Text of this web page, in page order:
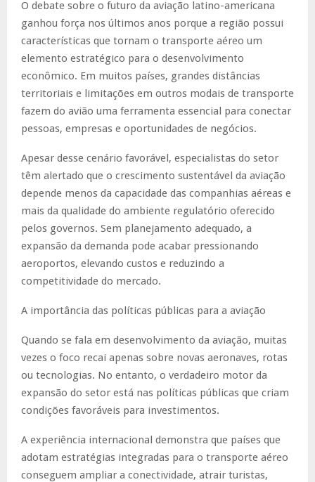
O debate sobre o futuro da aviação latino-americana
ganhou força nos últimos anos porque a região possui
características que tornam o transporte aéreo um
elemento estratégico para o desenvolvimento
econômico. Em muitos países, grandes distâncias
territoriais e limitações em outros modais de transporte
fazem do avião uma ferramenta essencial para conectar
pessoas, empresas e oportunidades de negócios.
Apesar desse cenário favorável, especialistas do setor
têm alertado que o crescimento sustentável da aviação
depende menos da capacidade das companhias aéreas e
mais da qualidade do ambiente regulatório oferecido
pelos governos. Sem planejamento adequado, a
expansão da demanda pode acabar pressionando
aeroportos, elevando custos e reduzindo a
competitividade do mercado.
A importância das políticas públicas para a aviação
Quando se fala em desenvolvimento da aviação, muitas
vezes o foco recai apenas sobre novas aeronaves, rotas
ou tecnologias. No entanto, o verdadeiro motor da
expansão do setor está nas políticas públicas que criam
condições favoráveis para investimentos.
A experiência internacional demonstra que países que
adotam estratégias integradas para o transporte aéreo
conseguem ampliar a conectividade, atrair turistas,